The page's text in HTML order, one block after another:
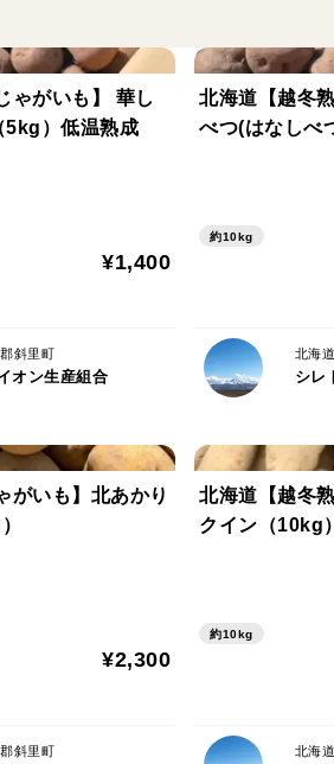
※保存方法:じゃがいもが呼吸
※ 冷蔵貯蔵からの出荷のため
※白くなってる部分がある場
さい。
その場合は皮を厚めに剥くな
※熟成のため、しわや水分が
ている証拠ですので、品質に
越冬じゃがいも
熟成じゃがいも
ゃがいも】 華し
5kg）低温熟成
¥1,400
斜里町
オン生産組合
北海道【越冬
べつ(はなしべ
約10kg
北海
シレ
がいも】北あかり
¥2,300
斜里町
北海道【越冬
クイン（10kg）
約10kg
北海